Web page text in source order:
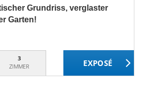
Grundriss, verglaster
Garten!
3
ZIMMER